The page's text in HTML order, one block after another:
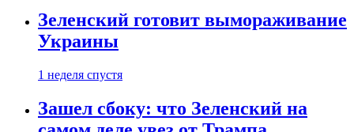
Зеленский готовит вымораживание
Украины
1 неделя спустя
Зашел сбоку: что Зеленский на